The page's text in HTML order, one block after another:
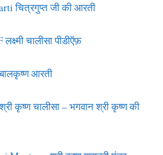
चित्रगुप्त जी की आरती
चालीसा पीडीऍफ़
आरती
कृष्ण चालीसा – भगवान श्री कृष्ण की